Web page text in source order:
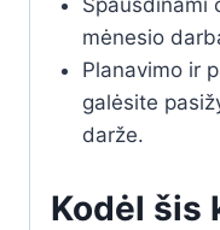
Spausdinami
mėnesio
Planavimo ir
galėsite
darže.
Kodėl šis